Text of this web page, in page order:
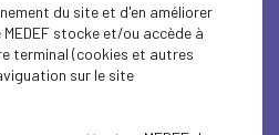
de vos salariés en
en crèche
du site et d'en améliorer
stocke et/ou accède à
terminal (cookies et autres
sur le site